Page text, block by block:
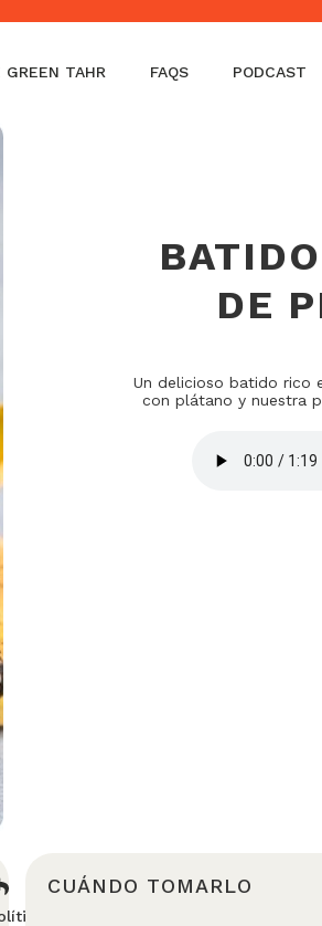
GREEN TAHR FAQS PODCAST
DE
Un delicioso batido rico
con plátano y nuestra
CUÁNDO TOMARLO